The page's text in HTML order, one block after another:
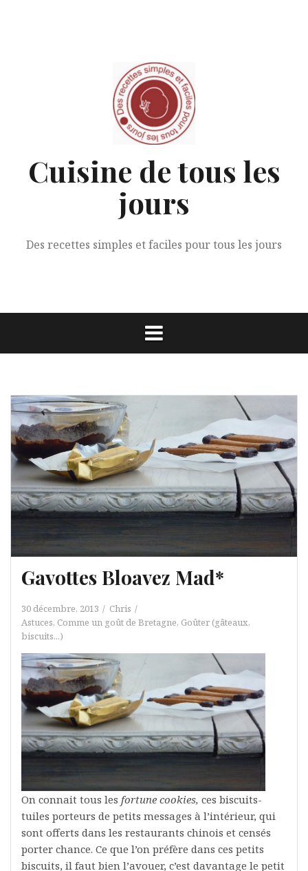
Cuisine de tous les
jours
Des recettes simples et faciles pour tous les jours
Gavottes Bloavez Mad*
30 décembre, 2013
Chris
Astuces, Comme un goût de Bretagne, Goûter (gâteaux,
biscuits...)
On connait tous les fortune cookies, ces biscuits-
tuiles porteurs de petits messages à l’intérieur, qui
sont offerts dans les restaurants chinois et censés
porter chance. Ce que l’on préfère dans ces petits
biscuits, il faut bien l’avouer, c’est davantage le petit